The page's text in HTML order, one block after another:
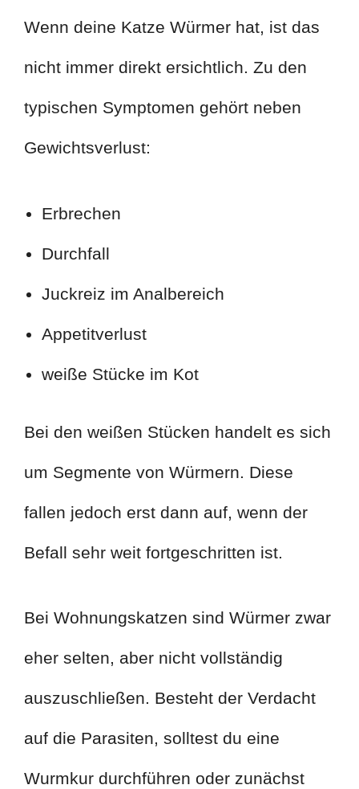
Wenn deine Katze Würmer hat, ist das
nicht immer direkt ersichtlich. Zu den
typischen Symptomen gehört neben
Gewichtsverlust:
Erbrechen
Durchfall
Juckreiz im Analbereich
Appetitverlust
weiße Stücke im Kot
Bei den weißen Stücken handelt es sich
um Segmente von Würmern. Diese
fallen jedoch erst dann auf, wenn der
Befall sehr weit fortgeschritten ist.
Bei Wohnungskatzen sind Würmer zwar
eher selten, aber nicht vollständig
auszuschließen. Besteht der Verdacht
auf die Parasiten, solltest du eine
Wurmkur durchführen oder zunächst